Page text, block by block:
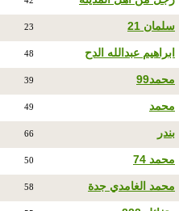
سلمان 21 23
ابراهيم عبدالله الدح 48
محمد99 39
محمد 49
بندر 66
محمد 74 50
محمد الغامدي جدة 58